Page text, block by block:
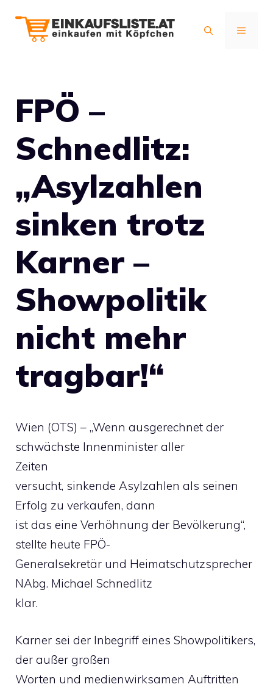
Inhalt
MENÜ
FPÖ –
Schnedlitz:
„Asylzahlen
sinken trotz
Karner –
Showpolitik
nicht mehr
tragbar!“
Wien (OTS) – „Wenn ausgerechnet der
schwächste Innenminister aller
Zeiten
versucht, sinkende Asylzahlen als seinen
Erfolg zu verkaufen, dann
ist das eine Verhöhnung der Bevölkerung“,
stellte heute FPÖ-
Generalsekretär und Heimatschutzsprecher
NAbg. Michael Schnedlitz
klar.
Karner sei der Inbegriff eines Showpolitikers,
der außer großen
Worten und medienwirksamen Auftritten